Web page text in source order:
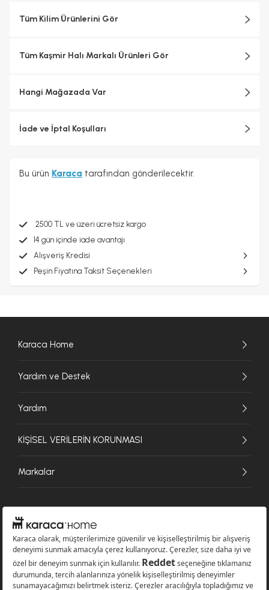
Tüm Kilim Ürünlerini Gör
Tüm Kaşmir Halı Markalı Ürünleri Gör
Hangi Mağazada Var
İade ve İptal Koşulları
Bu ürün Karaca tarafından gönderilecektir.
2500 TL ve üzeri ücretsiz kargo
14 gün içinde iade avantajı
Alışveriş Kredisi
Peşin Fiyatına Taksit Seçenekleri
Karaca Home
Yardım ve Destek
Yardım
KİŞİSEL VERİLERİN KORUNMASI
Markalar